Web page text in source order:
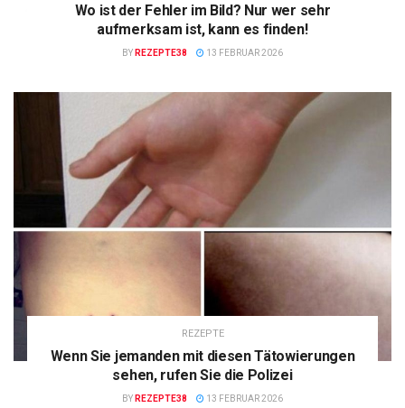
Wo ist der Fehler im Bild? Nur wer sehr
aufmerksam ist, kann es finden!
BY REZEPTE38 13 FEBRUAR 2026
REZEPTE
Wenn Sie jemanden mit diesen Tätowierungen
sehen, rufen Sie die Polizei
BY REZEPTE38 13 FEBRUAR 2026